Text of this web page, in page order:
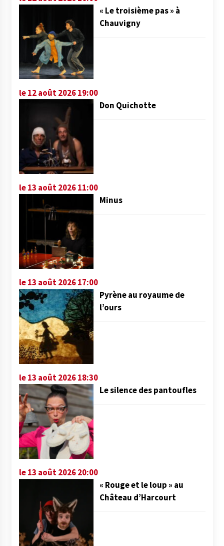
« Le troisième pas » à
Chauvigny
le 12 août 2026 19:00
Don Quichotte
le 13 août 2026 11:00
Minus
le 13 août 2026 17:00
Pyrène au royaume de
l’ours
le 13 août 2026 18:30
Le silence des pantoufles
le 13 août 2026 20:00
« Rouge et le loup » au
Château d’Harcourt